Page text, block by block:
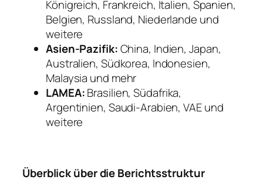
Königreich, Frankreich, Italien, Spanien,
Belgien, Russland, Niederlande und
weitere
Asien-Pazifik:China, Indien, Japan,
Australien, Südkorea, Indonesien,
Malaysia und mehr
LAMEA:Brasilien, Südafrika,
Argentinien, Saudi-Arabien, VAE und
weitere
Überblick über die Berichtsstruktur